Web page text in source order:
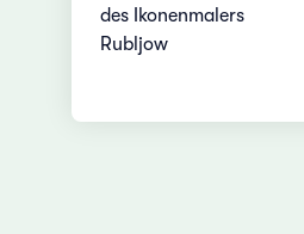
des Ikonenmalers
Rubljow